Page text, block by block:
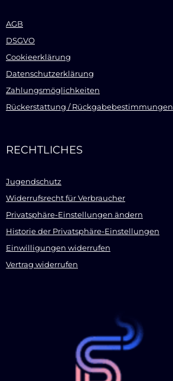
AGB
DSGVO
Cookieerklärung
Datenschutzerklärung
Zahlungsmöglichkeiten
Rückerstattung / Rückgabebestimmungen
RECHTLICHES
Jugendschutz
Widerrufsrecht für Verbraucher
Privatsphäre-Einstellungen ändern
Historie der Privatsphäre-Einstellungen
Einwilligungen widerrufen
Vertrag widerrufen